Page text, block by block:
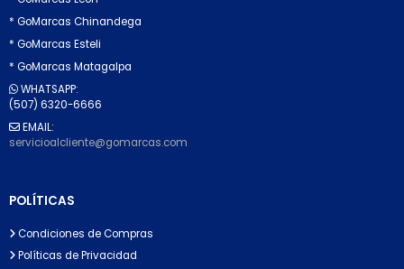
* GoMarcas Chinandega
* GoMarcas Esteli
* GoMarcas Matagalpa
WHATSAPP:
(507) 6320-6666
EMAIL:
servicioalcliente@gomarcas.com
POLÍTICAS
Condiciones de Compras
Políticas de Privacidad